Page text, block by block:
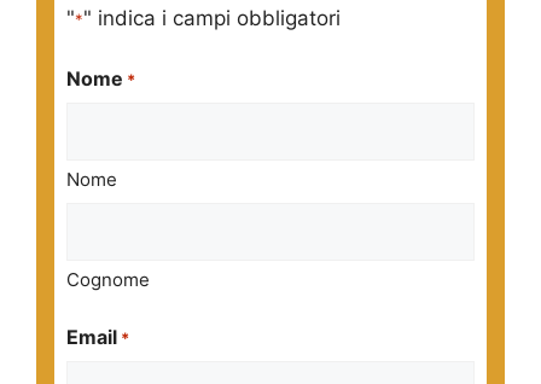
"*" indica i campi obbligatori
Nome *
Nome
Cognome
Email *